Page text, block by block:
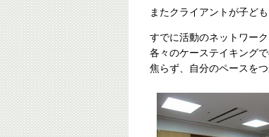
またクライアントが子ど
すでに活動のネットワー
各々のケーステイキング
焦らず、自分のペースを